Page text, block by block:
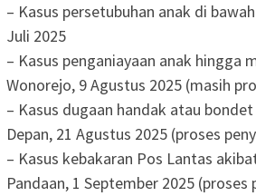
– Kasus persetubuhan anak di
Juli 2025
– Kasus penganiayaan anak hingga
Wonorejo, 9 Agustus 2025 (masih
– Kasus dugaan handak atau
Depan, 21 Agustus 2025 (proses
– Kasus kebakaran Pos Lantas
Pandaan, 1 September 2025 (proses